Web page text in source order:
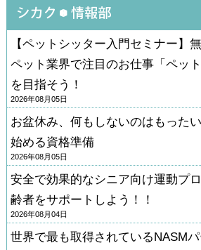
【ペットシッター入門セミナー】
ペット業界で注目のお仕事「ペット
を目指そう！
2026年08月05日
お盆休み、何もしないのはもった
始める資格準備
2026年08月05日
安全で効果的なシニア向け運動プ
齢者をサポートしよう！！
2026年08月04日
世界で最も取得されているNASM